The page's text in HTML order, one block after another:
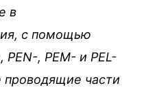
в
с помощью
РЕN-, РЕM- и PEL-
части